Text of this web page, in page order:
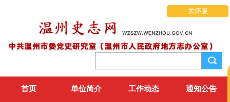
关怀版
首页 单位简介 工作动态 通知公告